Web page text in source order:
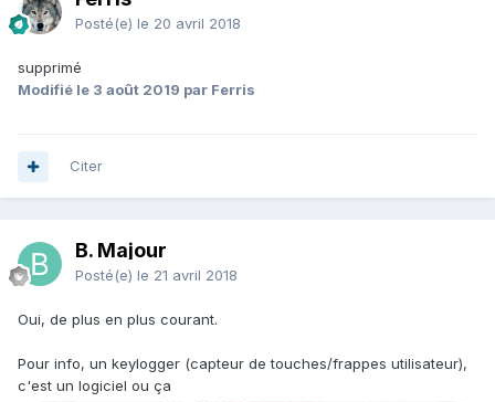
Posté(e) le 20 avril 2018
supprimé
Modifié le 3 août 2019 par Ferris
Citer
B. Majour
Posté(e) le 21 avril 2018
Oui, de plus en plus courant.
Pour info, un keylogger (capteur de touches/frappes utilisateur),
c'est un logiciel ou ça